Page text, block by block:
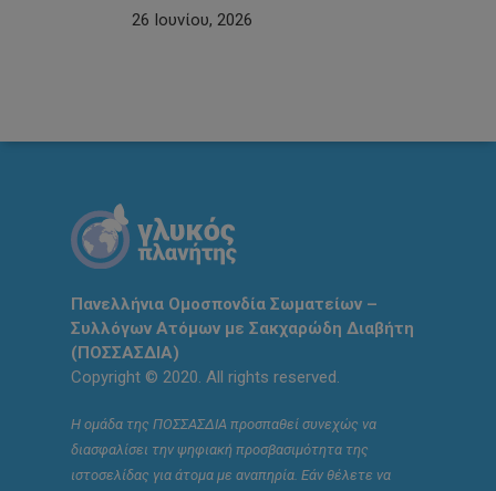
26 Ιουνίου, 2026
Πανελλήνια Ομοσπονδία Σωματείων –
Συλλόγων Ατόμων με Σακχαρώδη Διαβήτη
(ΠΟΣΣΑΣΔΙΑ)
Copyright © 2020. All rights reserved.
Η ομάδα της ΠΟΣΣΑΣΔΙΑ προσπαθεί συνεχώς να
διασφαλίσει την ψηφιακή προσβασιμότητα της
ιστοσελίδας για άτομα με αναπηρία. Εάν θέλετε να